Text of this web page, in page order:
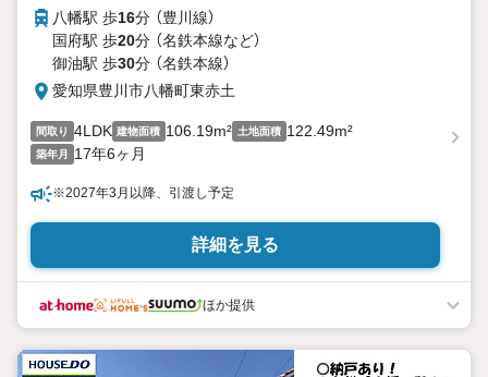
八幡駅 歩16分 （豊川線）
国府駅 歩20分 （名鉄本線など）
御油駅 歩30分 （名鉄本線）
愛知県豊川市八幡町東赤土
間取り 4LDK 建物面積 106.19m² 土地面積 122.49m²
築年月 17年6ヶ月
※2027年3月以降、引渡し予定
詳細を見る
ほか提供